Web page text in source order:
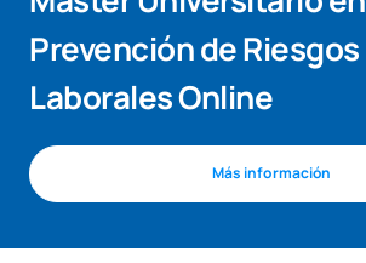
Prevención de Riesgos
Laborales Online
Más información